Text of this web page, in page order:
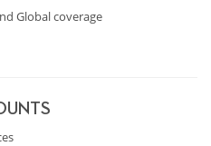
Global coverage